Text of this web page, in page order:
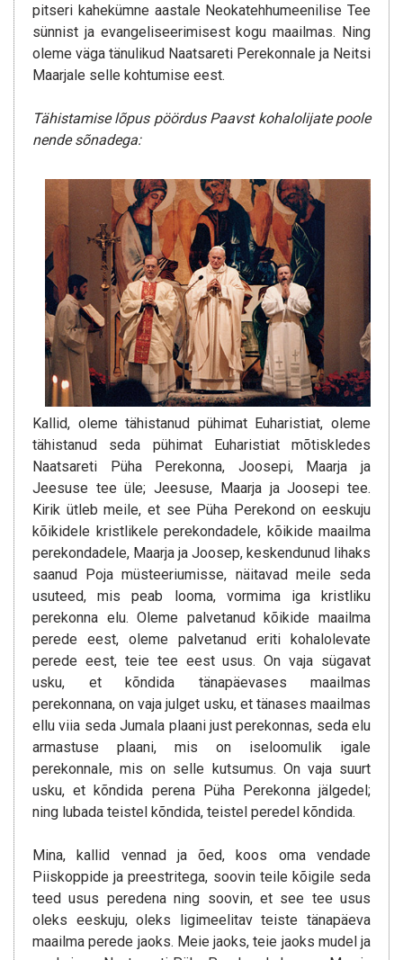
pitseri kahekümne aastale Neokatehhumeenilise Tee
sünnist ja evangeliseerimisest kogu maailmas. Ning
oleme väga tänulikud Naatsareti Perekonnale ja Neitsi
Maarjale selle kohtumise eest.
Tähistamise lõpus pöördus Paavst kohalolijate poole
nende sõnadega:
Kallid, oleme tähistanud pühimat Euharistiat, oleme
tähistanud seda pühimat Euharistiat mõtiskledes
Naatsareti Püha Perekonna, Joosepi, Maarja ja
Jeesuse tee üle; Jeesuse, Maarja ja Joosepi tee.
Kirik ütleb meile, et see Püha Perekond on eeskuju
kõikidele kristlikele perekondadele, kõikide maailma
perekondadele, Maarja ja Joosep, keskendunud lihaks
saanud Poja müsteeriumisse, näitavad meile seda
usuteed, mis peab looma, vormima iga kristliku
perekonna elu. Oleme palvetanud kõikide maailma
perede eest, oleme palvetanud eriti kohalolevate
perede eest, teie tee eest usus. On vaja sügavat
usku, et kõndida tänapäevases maailmas
perekonnana, on vaja julget usku, et tänases maailmas
ellu viia seda Jumala plaani just perekonnas, seda elu
armastuse plaani, mis on iseloomulik igale
perekonnale, mis on selle kutsumus. On vaja suurt
usku, et kõndida perena Püha Perekonna jälgedel;
ning lubada teistel kõndida, teistel peredel kõndida.
Mina, kallid vennad ja õed, koos oma vendade
Piiskoppide ja preestritega, soovin teile kõigile seda
teed usus peredena ning soovin, et see tee usus
oleks eeskuju, oleks ligimeelitav teiste tänapäeva
maailma perede jaoks. Meie jaoks, teie jaoks mudel ja